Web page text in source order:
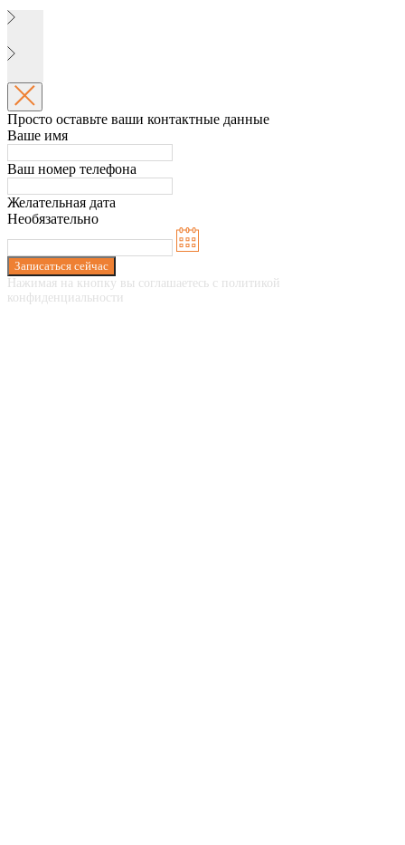
Просто оставьте ваши контактные данные
Ваше имя
Ваш номер телефона
Желательная дата
Необязательно
Записаться сейчас
Нажимая на кнопку вы соглашаетесь с политикой
конфиденциальности